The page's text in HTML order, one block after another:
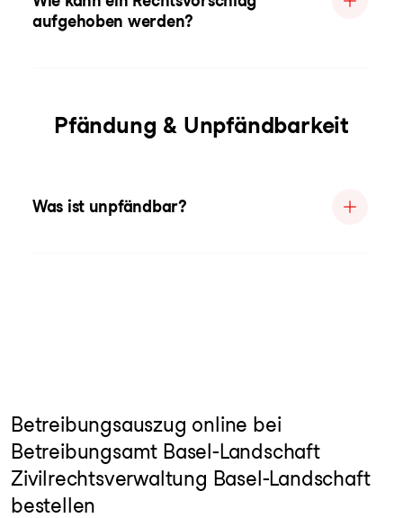
aufgehoben werden?
Pfändung & Unpfändbarkeit
Was ist unpfändbar?
Betreibungsauszug online bei
Betreibungsamt Basel-Landschaft
Zivilrechtsverwaltung Basel-Landschaft
bestellen